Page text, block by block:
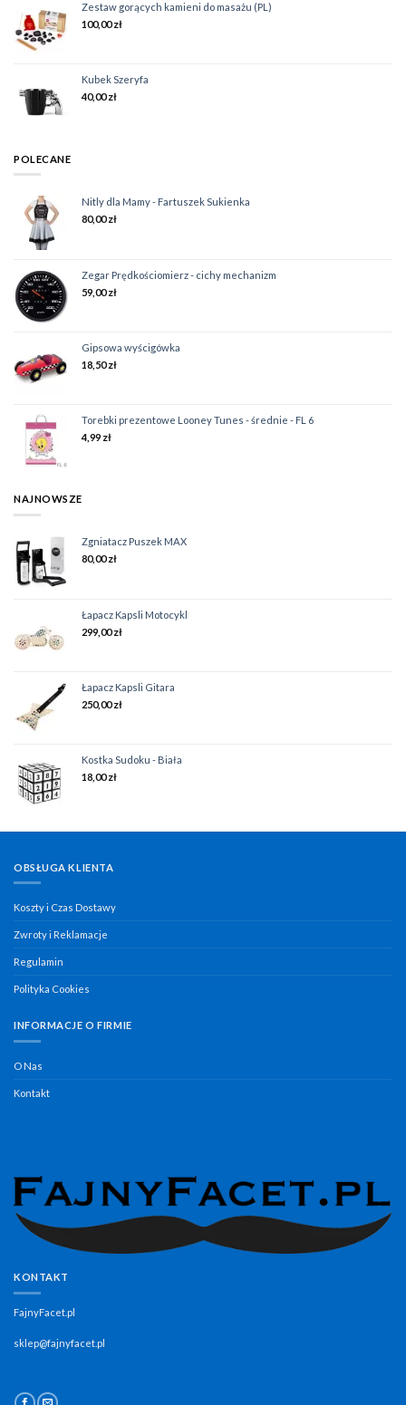
Zestaw gorących kamieni do masażu (PL)
100,00zł
Kubek Szeryfa
40,00zł
POLECANE
Nitly dla Mamy - Fartuszek Sukienka
80,00zł
Zegar Prędkościomierz - cichy mechanizm
59,00zł
Gipsowa wyścigówka
18,50zł
Torebki prezentowe Looney Tunes - średnie - FL 6
4,99 zł
NAJNOWSZE
Zgniatacz Puszek MAX
80,00zł
Łapacz Kapsli Motocykl
299,00zł
Łapacz Kapsli Gitara
250,00zł
Kostka Sudoku - Biała
18,00zł
OBSŁUGA KLIENTA
Koszty i Czas Dostawy
Zwroty i Reklamacje
Regulamin
Polityka Cookies
INFORMACJE O FIRMIE
O Nas
Kontakt
KONTAKT
FajnyFacet.pl
sklep@fajnyfacet.pl